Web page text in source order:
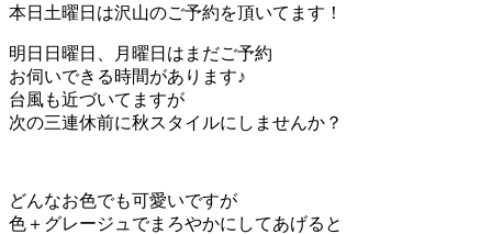
本日土曜日は沢山のご予約を頂いてます！
明日日曜日、月曜日はまだご予約
お伺いできる時間があります♪
台風も近づいてますが
次の三連休前に秋スタイルにしませんか？
どんなお色でも可愛いですが
色＋グレージュでまろやかにしてあげると